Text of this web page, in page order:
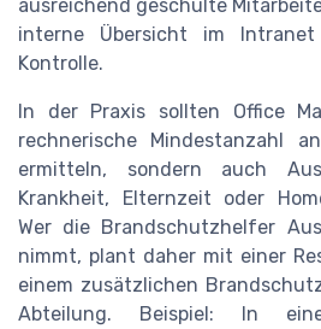
ausreichend geschulte
interne Übersicht im
Kontrolle.
In der Praxis sollten Office
rechnerische Mindestanzahl
ermitteln, sondern auch
Krankheit, Elternzeit oder
Wer die Brandschutzhelfer
nimmt, plant daher mit einer
einem zusätzlichen
Abteilung. Beispiel: In